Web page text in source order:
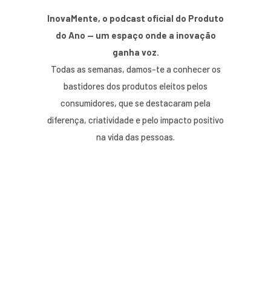
InovaMente, o podcast oficial do Produto
do Ano — um espaço onde a inovação
ganha voz.
Todas as semanas, damos-te a conhecer os
bastidores dos produtos eleitos pelos
consumidores, que se destacaram pela
diferença, criatividade e pelo impacto positivo
na vida das pessoas.